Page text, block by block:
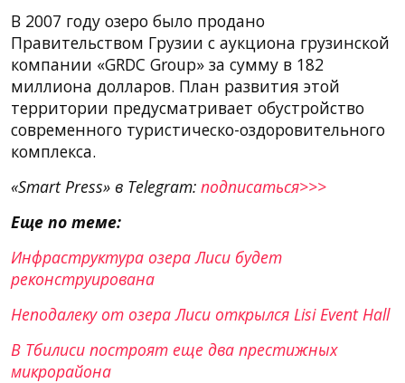
В 2007 году озеро было продано
Правительством Грузии с аукциона грузинской
компании «GRDC Group» за сумму в 182
миллиона долларов. План развития этой
территории предусматривает обустройство
современного туристическо-оздоровительного
комплекса.
«Smart Press» в Telegram: подписаться>>>
Еще по теме:
Инфраструктура озера Лиси будет
реконструирована
Неподалеку от озера Лиси открылся Lisi Event Hall
В Тбилиси построят еще два престижных
микрорайона